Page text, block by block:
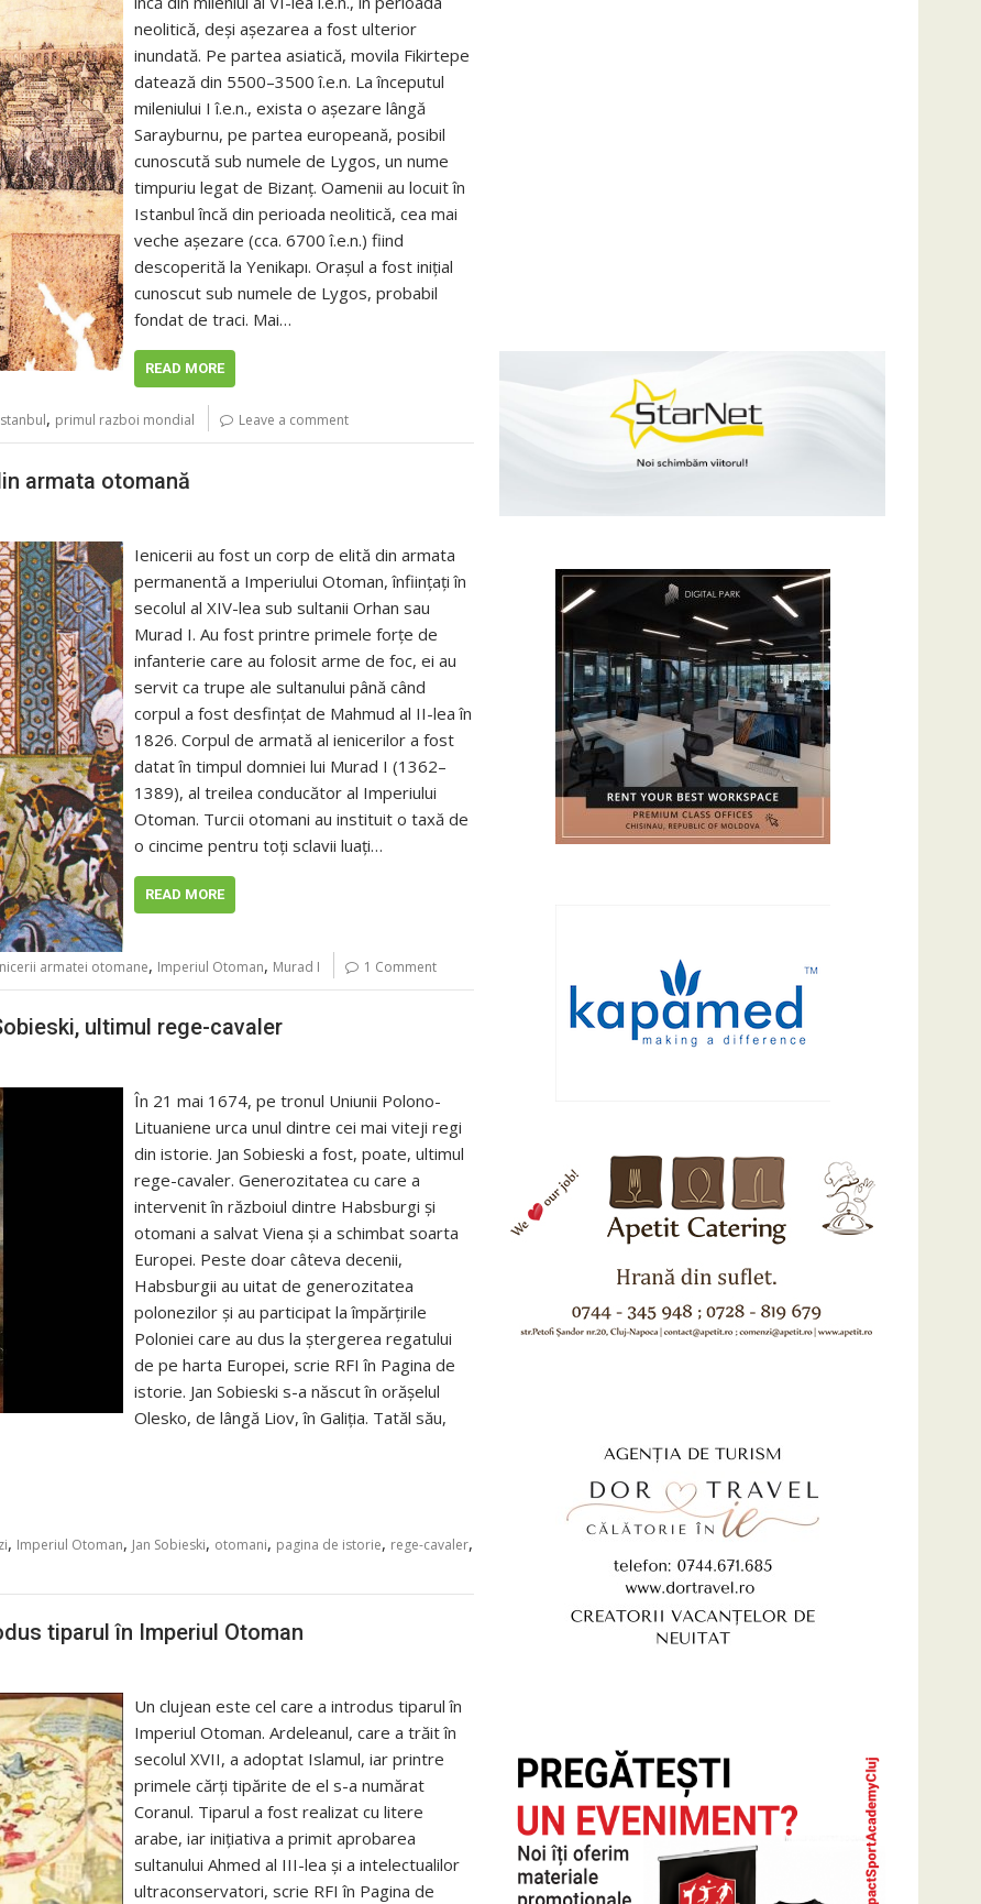
neolitică, deși așezarea a fost ulterior
inundată. Pe partea asiatică, movila Fikirtepe
datează din 5500–3500 î.e.n. La începutul
mileniului I î.e.n., exista o așezare lângă
Sarayburnu, pe partea europeană, posibil
cunoscută sub numele de Lygos, un nume
timpuriu legat de Bizanț. Oamenii au locuit în
Istanbul încă din perioada neolitică, cea mai
veche așezare (cca. 6700 î.e.n.) fiind
descoperită la Yenikapı. Orașul a fost inițial
cunoscut sub numele de Lygos, probabil
fondat de traci. Mai…
READ MORE
, primul razboi mondial Leave a comment
armata otomană
Ienicerii au fost un corp de elită din armata
permanentă a Imperiului Otoman, înființați în
secolul al XIV-lea sub sultanii Orhan sau
Murad I. Au fost printre primele forțe de
infanterie care au folosit arme de foc, ei au
servit ca trupe ale sultanului până când
corpul a fost desfințat de Mahmud al II-lea în
1826. Corpul de armată al ienicerilor a fost
datat în timpul domniei lui Murad I (1362–
1389), al treilea conducător al Imperiului
Otoman. Turcii otomani au instituit o taxă de
o cincime pentru toți sclavii luați…
READ MORE
armatei otomane, Imperiul Otoman, Murad I 1 Comment
ultimul rege-cavaler
În 21 mai 1674, pe tronul Uniunii Polono-
Lituaniene urca unul dintre cei mai viteji regi
din istorie. Jan Sobieski a fost, poate, ultimul
rege-cavaler. Generozitatea cu care a
intervenit în războiul dintre Habsburgi și
otomani a salvat Viena și a schimbat soarta
Europei. Peste doar câteva decenii,
Habsburgii au uitat de generozitatea
polonezilor și au participat la împărțirile
Poloniei care au dus la ștergerea regatului
de pe harta Europei, scrie RFI în Pagina de
istorie. Jan Sobieski s-a născut în orășelul
Olesko, de lângă Liov, în Galiția. Tatăl său,
, Imperiul Otoman, Jan Sobieski, otomani, pagina de istorie, rege-cavaler,
tiparul în Imperiul Otoman
Un clujean este cel care a introdus tiparul în
Imperiul Otoman. Ardeleanul, care a trăit în
secolul XVII, a adoptat Islamul, iar printre
primele cărți tipărite de el s-a numărat
Coranul. Tiparul a fost realizat cu litere
arabe, iar inițiativa a primit aprobarea
sultanului Ahmed al III-lea și a intelectualilor
ultraconservatori, scrie RFI în Pagina de